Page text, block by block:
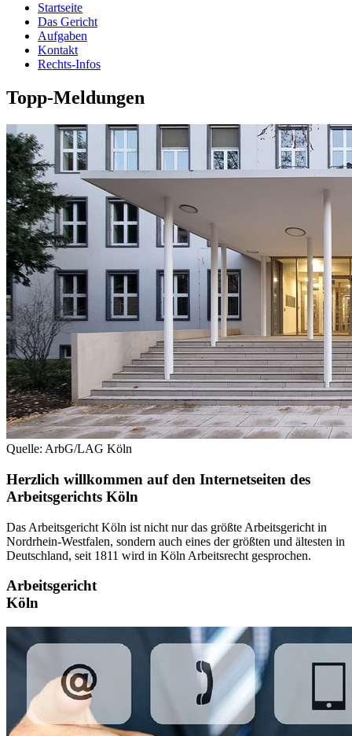
Startseite
Das Gericht
Aufgaben
Kontakt
Rechts-Infos
Topp-Meldungen
Quelle: ArbG/LAG Köln
Herzlich willkommen auf den Internetseiten des
Arbeitsgerichts Köln
Das Arbeitsgericht Köln ist nicht nur das größte Arbeitsgericht in
Nordrhein-Westfalen, sondern auch eines der größten und ältesten in
Deutschland, seit 1811 wird in Köln Arbeitsrecht gesprochen.
Arbeitsgericht
Köln